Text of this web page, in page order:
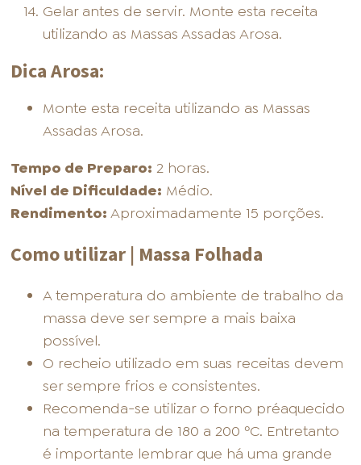
Gelar antes de servir. Monte esta receita
utilizando as Massas Assadas Arosa.
Dica Arosa:
Monte esta receita utilizando as Massas
Assadas Arosa.
Tempo de Preparo: 2 horas.
Nível de Dificuldade: Médio.
Rendimento: Aproximadamente 15 porções.
Como utilizar | Massa Folhada
A temperatura do ambiente de trabalho da
massa deve ser sempre a mais baixa
possível.
O recheio utilizado em suas receitas devem
ser sempre frios e consistentes.
Recomenda-se utilizar o forno préaquecido
na temperatura de 180 a 200 ºC. Entretanto
é importante lembrar que há uma grande